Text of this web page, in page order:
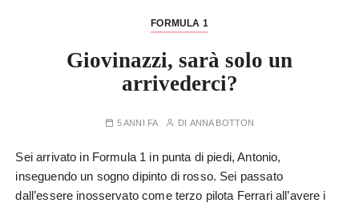
FORMULA 1
Giovinazzi, sarà solo un
arrivederci?
5 ANNI FA DI ANNA BOTTON
Sei arrivato in Formula 1 in punta di piedi, Antonio,
inseguendo un sogno dipinto di rosso. Sei passato
dall’essere inosservato come terzo pilota Ferrari all’avere i